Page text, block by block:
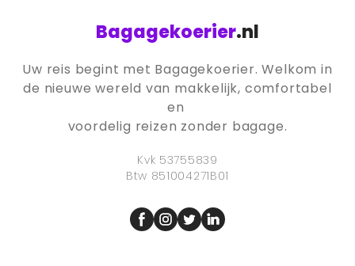
Bagagekoerier.nl
Uw reis begint met Bagagekoerier. Welkom in
de nieuwe wereld van makkelijk, comfortabel
en
voordelig reizen zonder bagage.
Kvk 53755839
Btw 851004271B01